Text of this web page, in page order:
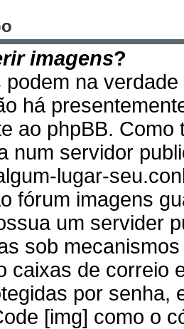
imagens?
podem na
há
ao phpBB.
num servidor
lugar-
fórum imagens
um servider
sob
caixas de correio
por senha,
[img] como o